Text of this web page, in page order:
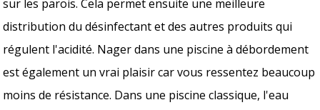
sur les parois. Cela permet ensuite une meilleure
distribution du désinfectant et des autres produits qui
régulent l'acidité. Nager dans une piscine à débordement
est également un vrai plaisir car vous ressentez beaucoup
moins de résistance. Dans une piscine classique, l'eau